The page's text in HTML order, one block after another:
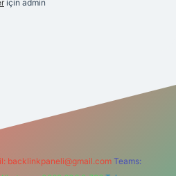
için admin
elexbetgiris.org
backlinkpaneli@gmail.com Teams: